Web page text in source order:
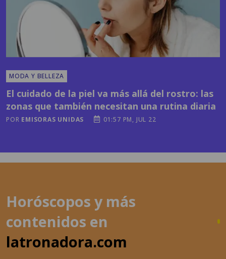
MODA Y BELLEZA
El cuidado de la piel va más allá del rostro: las
zonas que también necesitan una rutina diaria
POR EMISORAS UNIDAS 01:57 PM, JUL 22
Horóscopos y más
contenidos en
latronadora.com